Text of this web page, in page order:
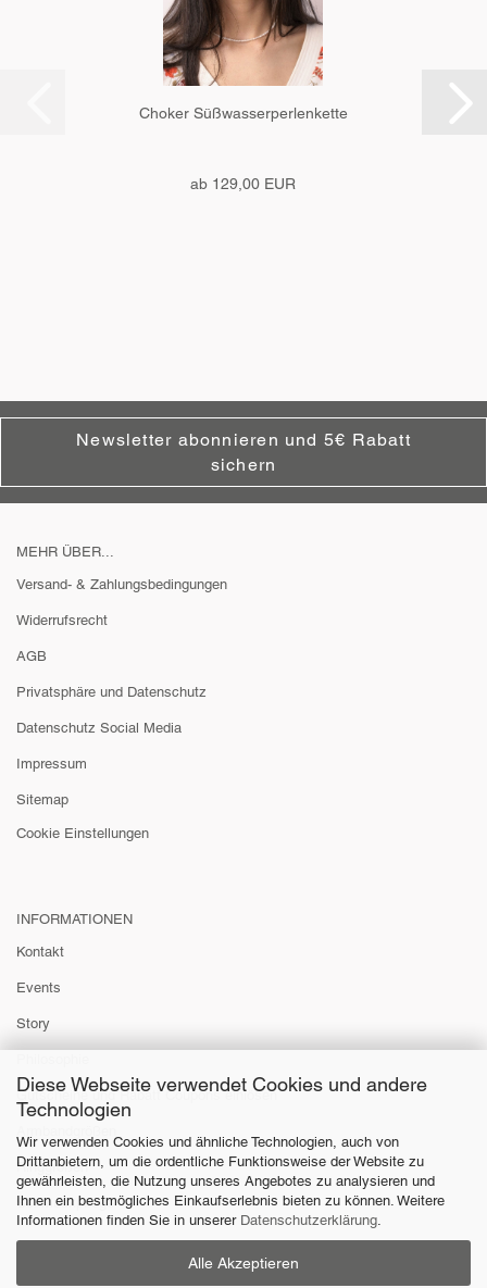
Diese Webseite verwendet Cookies und andere
Technologien
Wir verwenden Cookies und ähnliche Technologien, auch von
Drittanbietern, um die ordentliche Funktionsweise der Website zu
gewährleisten, die Nutzung unseres Angebotes zu analysieren und
Ihnen ein bestmögliches Einkaufserlebnis bieten zu können. Weitere
Informationen finden Sie in unserer Datenschutzerklärung
Alle Akzeptieren
Choker Süßwasserperlenkette
ab 129,00 EUR
Newsletter abonnieren und 5€ Rabatt
sichern
MEHR ÜBER...
Versand- & Zahlungsbedingungen
Widerrufsrecht
AGB
Privatsphäre und Datenschutz
Datenschutz Social Media
Impressum
Sitemap
Cookie Einstellungen
INFORMATIONEN
Kontakt
Events
Story
Gutscheine und Rabatt Coupons einlösen
Ringgrößen
Schmuckpflege